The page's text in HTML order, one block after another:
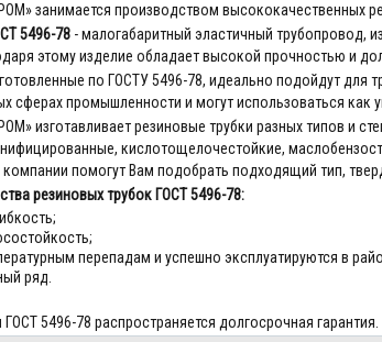
занимается производством высококачественных
5496-78 - малогабаритный эластичный трубопровод,
этому изделие обладает высокой прочностью и
по ГОСТУ 5496-78, идеально подойдут для
сферах промышленности и могут использоваться
изготавливает резиновые трубки разных типов и
кислотощелочестойкие,
помогут Вам подобрать подходящий тип,
резиновых трубок ГОСТ 5496-78:
перепадам и успешно эксплуатируются в
ряд.
5496-78 распространяется долгосрочная гарантия.